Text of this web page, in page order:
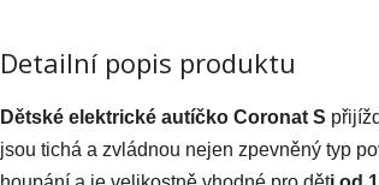
Detailní popis produktu
Dětské elektrické autíčko Coronat S
jsou tichá a zvládnou nejen zpevněný typ